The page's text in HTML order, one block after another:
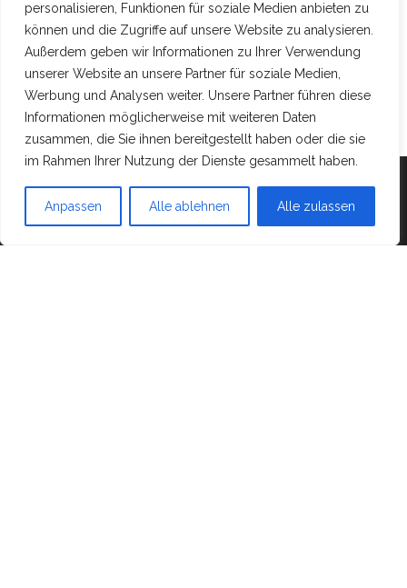
personalisieren, Funktionen für soziale Medien anbieten zu
können und die Zugriffe auf unsere Website zu analysieren.
Außerdem geben wir Informationen zu Ihrer Verwendung
unserer Website an unsere Partner für soziale Medien,
Werbung und Analysen weiter. Unsere Partner führen diese
Informationen möglicherweise mit weiteren Daten
zusammen, die Sie ihnen bereitgestellt haben oder die sie
im Rahmen Ihrer Nutzung der Dienste gesammelt haben.
Anpassen Alle ablehnen Alle zulassen
Mit Stolz präsentiert vonWordPress |Theme:Head
Blog